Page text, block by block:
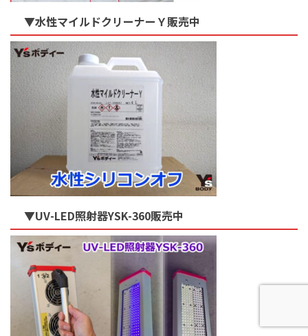
▼水性マイルドクリーナーＹ販売中
▼UV-LED照射器YSK-360販売中